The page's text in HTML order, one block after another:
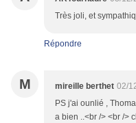
Très joli, et
Répondre
M mireille berthet 02/
PS j'ai ounlié ,
a bien ..<br /> <br />